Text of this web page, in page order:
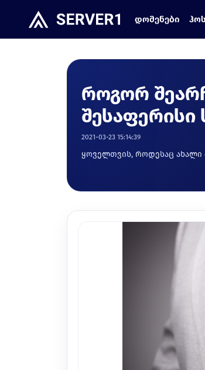
დომენები
როგორ
შესაფერისი
2021-03-23 15:14:39
ყოველთვის, როდესაც ახალი